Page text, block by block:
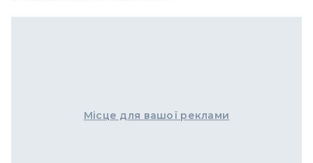
Місце для вашої реклами